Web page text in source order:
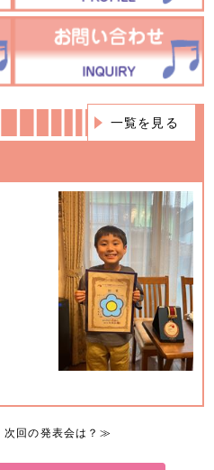
一覧を見る
次回の発表会は？ ≫